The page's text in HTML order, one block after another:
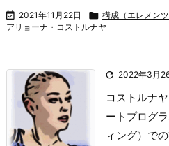
 2021年11月22日  構成（エレメンツ
アリョーナ・コストルナヤ
 2022年3月
コストルナ
ートプログ
ィング）で